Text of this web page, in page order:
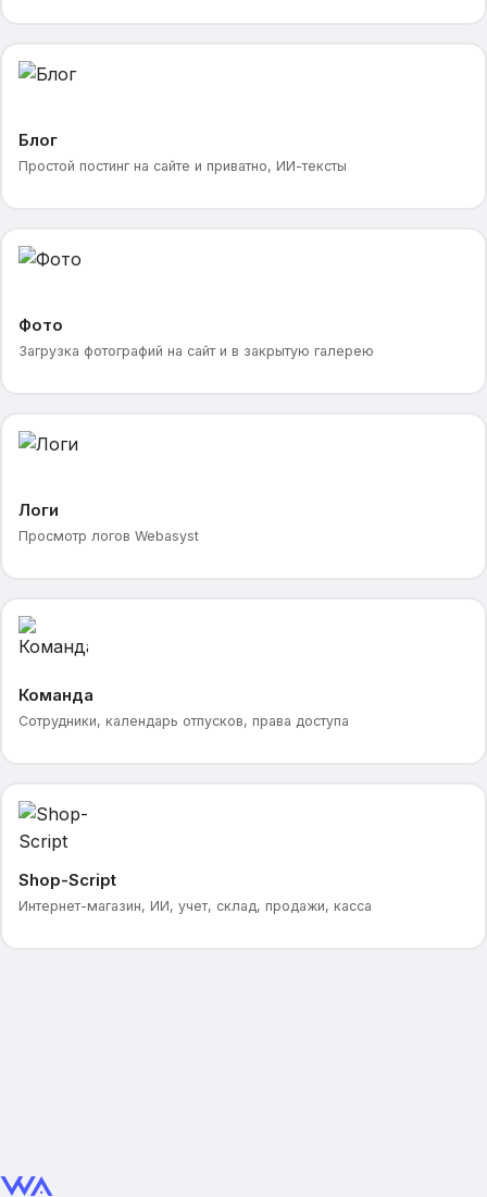
Блог
Простой постинг на сайте и приватно, ИИ-тексты
Фото
Загрузка фотографий на сайт и в закрытую галерею
Логи
Просмотр логов Webasyst
Команда
Сотрудники, календарь отпусков, права доступа
Shop-Script
Интернет-магазин, ИИ, учет, склад, продажи, касса